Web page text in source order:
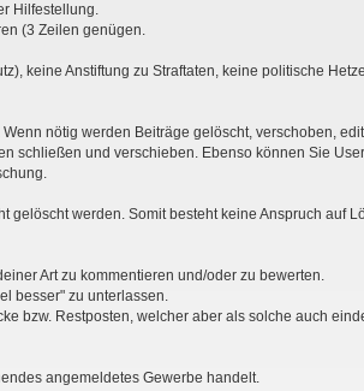
Hilfestellung.
(3 Zeilen genügen.
keine Anstiftung zu Straftaten, keine politische
nötig werden Beiträge gelöscht, verschoben,
schließen und verschieben. Ebenso können Sie
werden. Somit besteht keine Anspruch auf
Art zu kommentieren und/oder zu bewerten.
besser" zu unterlassen.
bzw. Restposten, welcher aber als solche auch
angemeldetes Gewerbe handelt.